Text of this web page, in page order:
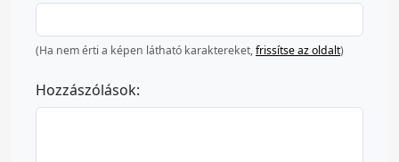
(Ha nem érti a képen látható karaktereket,frissítse az oldalt)
Hozzászólások: